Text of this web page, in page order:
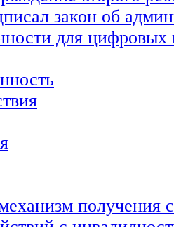
закон об
для
получения